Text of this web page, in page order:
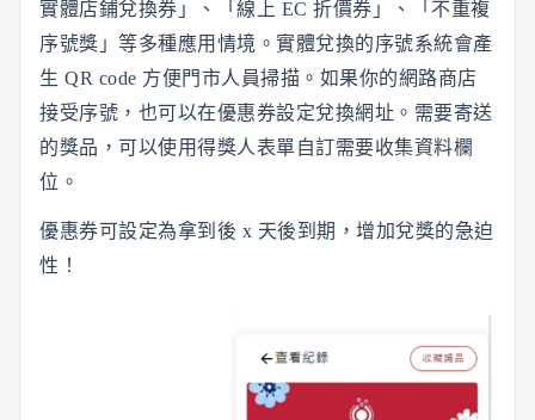
實體店鋪兌換券」、「線上 EC 折價券」、「不重複
序號獎」等多種應用情境。實體兌換的序號系統會產
生 QR code 方便門市人員掃描。如果你的網路商店
接受序號，也可以在優惠券設定兌換網址。需要寄送
的獎品，可以使用得獎人表單自訂需要收集資料欄
位。
優惠券可設定為拿到後 x 天後到期，增加兌獎的急迫
性！